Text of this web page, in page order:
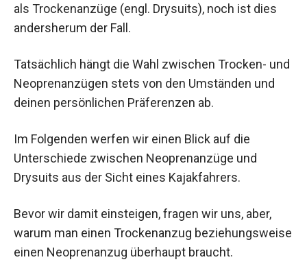
als Trockenanzüge (engl. Drysuits), noch ist dies
andersherum der Fall.
Tatsächlich hängt die Wahl zwischen Trocken- und
Neoprenanzügen stets von den Umständen und
deinen persönlichen Präferenzen ab.
Im Folgenden werfen wir einen Blick auf die
Unterschiede zwischen Neoprenanzüge und
Drysuits aus der Sicht eines Kajakfahrers.
Bevor wir damit einsteigen, fragen wir uns, aber,
warum man einen Trockenanzug beziehungsweise
einen Neoprenanzug überhaupt braucht.